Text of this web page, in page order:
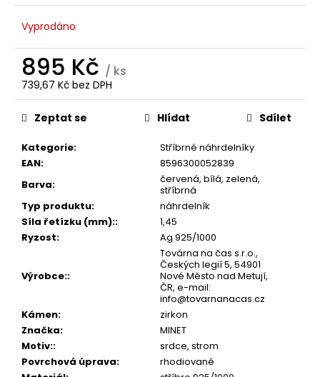
Vyprodáno
895 Kč / ks
739,67 Kč bez DPH
Měrná
cena:
Kategorie:
Stříbrné náhrdelníky
EAN:
8596300052839
Barva:
červená, bílá, zelená,
stříbrná
Typ produktu:
náhrdelník
Síla řetízku (mm)::
1,45
Ryzost: Ag 925/1000
Výrobce::
Továrna na čas s.r.o.,
Českých legií 5, 54901
Nové Město nad Metují,
ČR, e-mail:
info@tovarnanacas.cz
Kámen:
zirkon
Značka:
MINET
Motiv::
srdce, strom
Povrchová úprava:
rhodiované
Zeptat se Hlídat Sdílet
D
o
p
č
u
e
m
e